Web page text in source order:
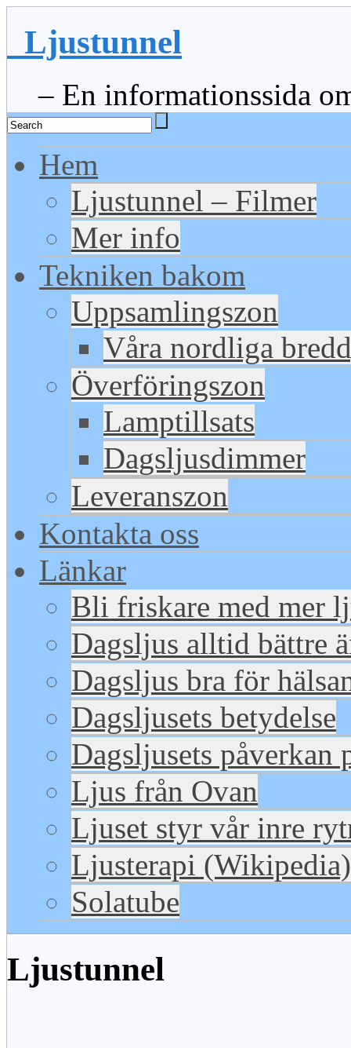
Ljustunnel
– En informationssida
Hem
Ljustunnel – Filmer
Mer info
Tekniken bakom
Uppsamlingszon
Våra nordliga
Överföringszon
Lamptillsats
Dagsljusdimmer
Leveranszon
Kontakta oss
Länkar
Bli friskare med mer
Dagsljus alltid bättre
Dagsljus bra för
Dagsljusets betydelse
Dagsljusets påverkan
Ljus från Ovan
Ljuset styr vår inre
Ljusterapi (Wikipedia)
Solatube
Ljustunnel